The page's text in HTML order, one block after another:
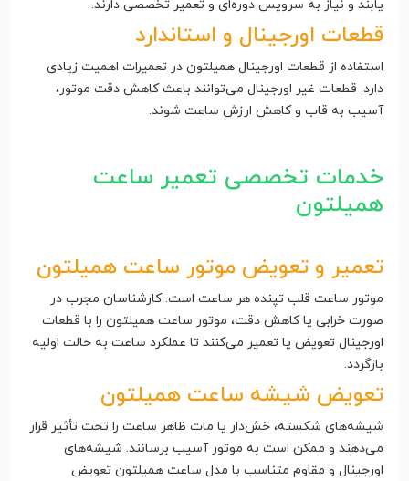
یابند و نیاز به سرویس دوره‌ای و تعمیر تخصصی دارند.
قطعات اورجینال و استاندارد
استفاده از قطعات اورجینال همیلتون در تعمیرات اهمیت زیادی
دارد. قطعات غیر اورجینال می‌توانند باعث کاهش دقت موتور،
آسیب به قاب و کاهش ارزش ساعت شوند.
خدمات تخصصی تعمیر ساعت
همیلتون
تعمیر و تعویض موتور ساعت همیلتون
موتور ساعت قلب تپنده هر ساعت است. کارشناسان مجرب در
صورت خرابی یا کاهش دقت، موتور ساعت همیلتون را با قطعات
اورجینال تعویض یا تعمیر می‌کنند تا عملکرد ساعت به حالت اولیه
بازگردد.
تعویض شیشه ساعت همیلتون
شیشه‌های شکسته، خش‌دار یا مات ظاهر ساعت را تحت تأثیر قرار
می‌دهند و ممکن است به موتور آسیب برسانند. شیشه‌های
اورجینال و مقاوم متناسب با مدل ساعت همیلتون تعویض